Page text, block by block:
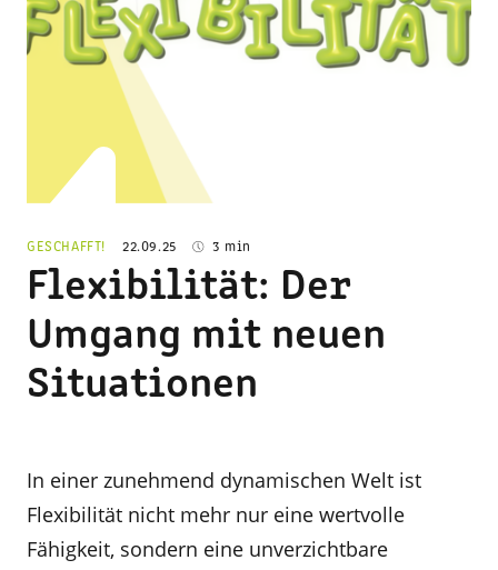
GESCHAFFT! 22.09.25 3 min
Flexibilität: Der
Umgang mit neuen
Situationen
In einer zunehmend dynamischen Welt ist
Flexibilität nicht mehr nur eine wertvolle
Fähigkeit, sondern eine unverzichtbare